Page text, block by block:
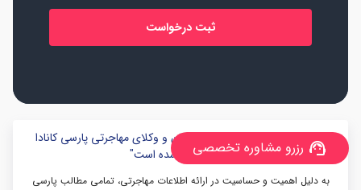
"این مطلب با تائید کارشناسان و وکلای مهاجرتی پارسی کانادا
منتشر شده است"
به دلیل اهمیت و حساسیت در ارائه اطلاعات مهاجرتی، تمامی مطالب پارسی
support_agent رزرو مشاوره تخصصی